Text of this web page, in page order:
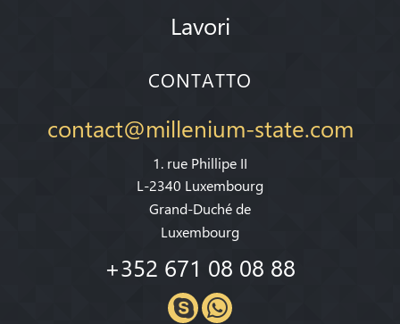
Lavori
CONTATTO
contact@millenium-state.com
1. rue Phillipe II
L-2340 Luxembourg
Grand-Duché de
Luxembourg
+352 671 08 08 88